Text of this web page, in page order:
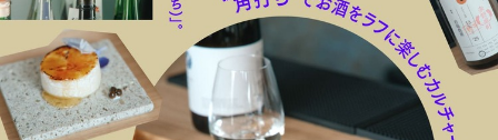
ファッション グルメ しごと